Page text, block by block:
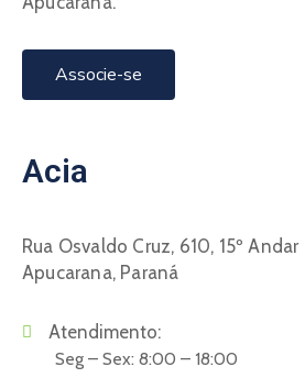
Associe-se
Acia
Rua Osvaldo Cruz, 610, 15º Andar
Apucarana, Paraná
Atendimento:
Seg – Sex: 8:00 – 18:00